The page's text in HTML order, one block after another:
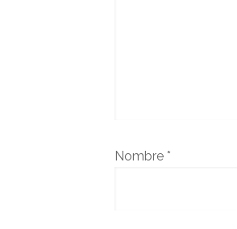
Nombre *